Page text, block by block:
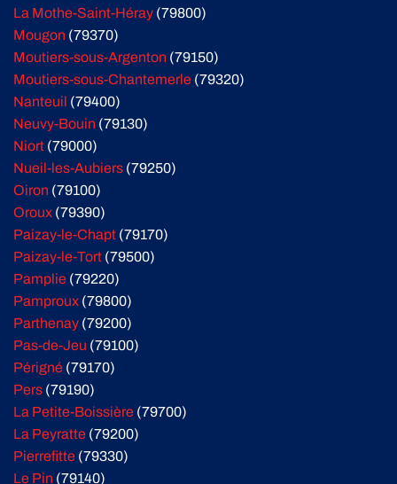
La Mothe-Saint-Héray (79800)
Mougon (79370)
Moutiers-sous-Argenton (79150)
Moutiers-sous-Chantemerle (79320)
Nanteuil (79400)
Neuvy-Bouin (79130)
Niort (79000)
Nueil-les-Aubiers (79250)
Oiron (79100)
Oroux (79390)
Paizay-le-Chapt (79170)
Paizay-le-Tort (79500)
Pamplie (79220)
Pamproux (79800)
Parthenay (79200)
Pas-de-Jeu (79100)
Périgné (79170)
Pers (79190)
La Petite-Boissière (79700)
La Peyratte (79200)
Pierrefitte (79330)
Le Pin (79140)